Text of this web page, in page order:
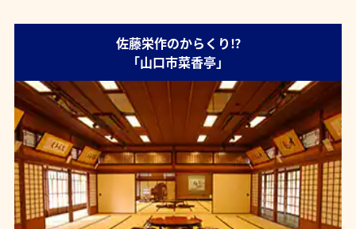
佐藤栄作のからくり⁉
「山口市菜香亭」